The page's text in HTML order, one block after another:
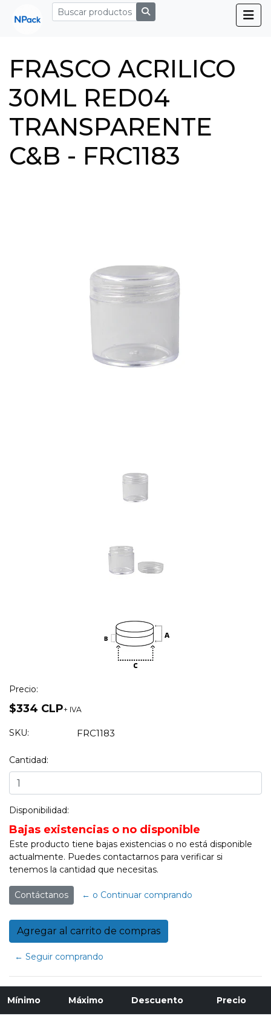
FRASCO ACRILICO
30ML RED04
TRANSPARENTE
C&B - FRC1183
Precio:
$334 CLP+ IVA
SKU: FRC1183
Cantidad:
Disponibilidad:
Bajas existencias o no disponible
Este producto tiene bajas existencias o no está disponible
actualmente. Puedes contactarnos para verificar si
tenemos la cantidad que necesitas.
Contáctanos ← o Continuar comprando
← Seguir comprando
Mínimo Máximo Descuento Precio